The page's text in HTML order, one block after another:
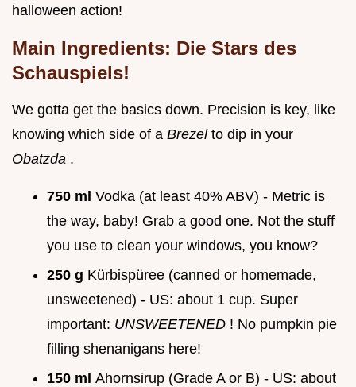
halloween action!
Main Ingredients: Die Stars des
Schauspiels!
We gotta get the basics down. Precision is key, like
knowing which side of a Brezel to dip in your
Obatzda .
750 ml Vodka (at least 40% ABV) - Metric is
the way, baby! Grab a good one. Not the stuff
you use to clean your windows, you know?
250 g Kürbispüree (canned or homemade,
unsweetened) - US: about 1 cup. Super
important: UNSWEETENED ! No pumpkin pie
filling shenanigans here!
150 ml Ahornsirup (Grade A or B) - US: about